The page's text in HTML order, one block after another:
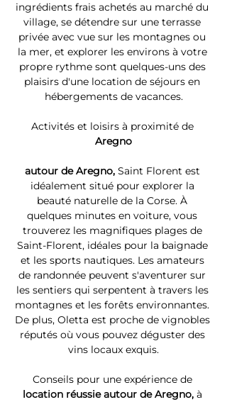
ingrédients frais achetés au marché du
village, se détendre sur une terrasse
privée avec vue sur les montagnes ou
la mer, et explorer les environs à votre
propre rythme sont quelques-uns des
plaisirs d'une location de séjours en
hébergements de vacances.
Activités et loisirs à proximité de
Aregno
autour de Aregno, Saint Florent est
idéalement situé pour explorer la
beauté naturelle de la Corse. À
quelques minutes en voiture, vous
trouverez les magnifiques plages de
Saint-Florent, idéales pour la baignade
et les sports nautiques. Les amateurs
de randonnée peuvent s'aventurer sur
les sentiers qui serpentent à travers les
montagnes et les forêts environnantes.
De plus, Oletta est proche de vignobles
réputés où vous pouvez déguster des
vins locaux exquis.
Conseils pour une expérience de
location réussie autour de Aregno, à